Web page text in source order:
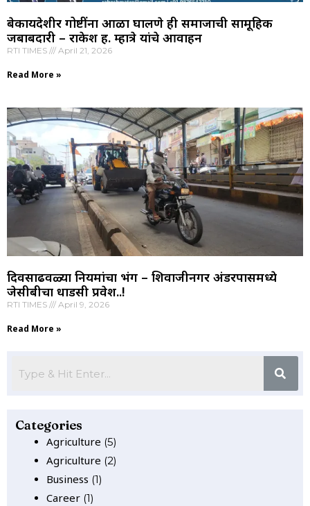
बेकायदेशीर गोष्टींना आळा घालणे ही समाजाची सामूहिक
जबाबदारी – राकेश ह. म्हात्रे यांचे आवाहन
RTI TIMES April 21, 2026
Read More »
दिवसाढवळ्या नियमांचा भंग – शिवाजीनगर अंडरपासमध्ये
जेसीबीचा धाडसी प्रवेश..!
RTI TIMES April 9, 2026
Read More »
Categories
Agriculture (5)
Agriculture (2)
Business (1)
Career (1)